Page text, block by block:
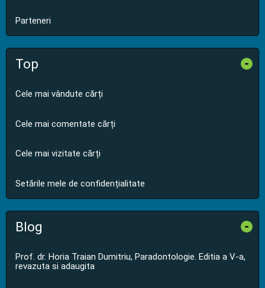
Parteneri
Top -
Cele mai vândute cărți
Cele mai comentate cărți
Cele mai vizitate cărți
Setările mele de confidențialitate
Blog -
Prof. dr. Horia Traian Dumitriu, Paradontologie. Editia a V-a,
revazuta si adaugita